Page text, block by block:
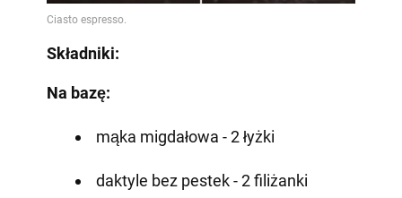
Składniki:
Na bazę:
mąka migdałowa - 2 łyżki
daktyle bez pestek - 2 filiżanki